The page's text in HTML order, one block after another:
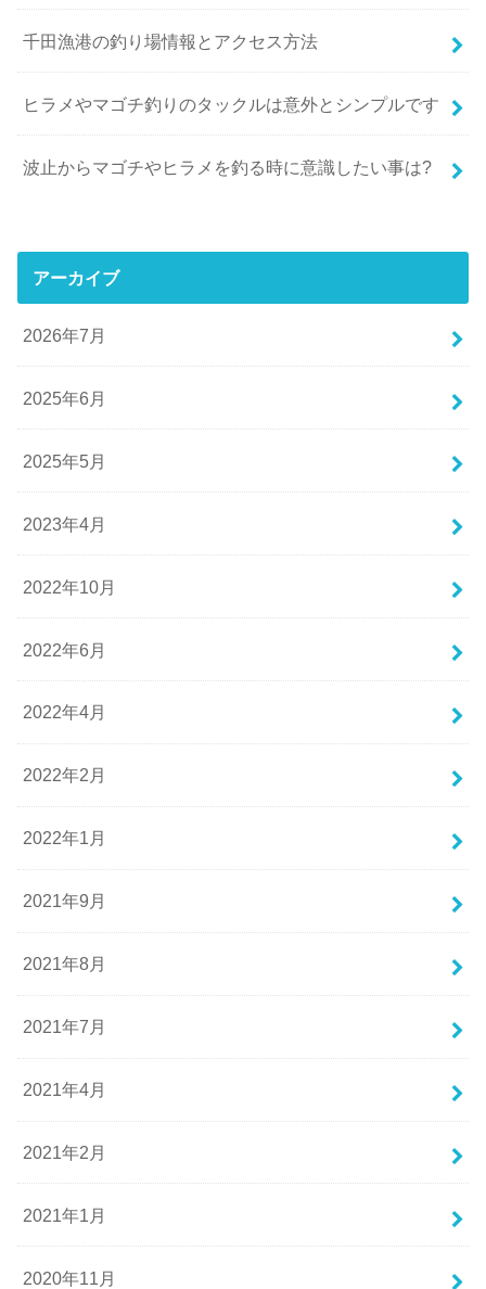
千田漁港の釣り場情報とアクセス方法
ヒラメやマゴチ釣りのタックルは意外とシンプルです
波止からマゴチやヒラメを釣る時に意識したい事は?
アーカイブ
2026年7月
2025年6月
2025年5月
2023年4月
2022年10月
2022年6月
2022年4月
2022年2月
2022年1月
2021年9月
2021年8月
2021年7月
2021年4月
2021年2月
2021年1月
2020年11月